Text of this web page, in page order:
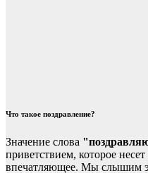
Что такое поздравление?
Значение слова
приветствием, которое
впечатляющее. Мы слышим